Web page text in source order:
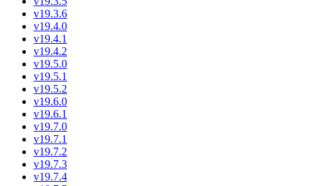
v19.3.6
v19.4.0
v19.4.1
v19.4.2
v19.5.0
v19.5.1
v19.5.2
v19.6.0
v19.6.1
v19.7.0
v19.7.1
v19.7.2
v19.7.3
v19.7.4